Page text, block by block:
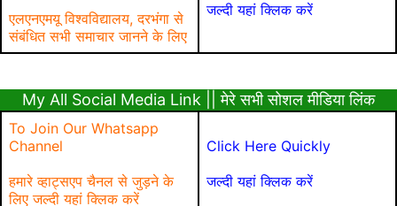
एलएनएमयू विश्वविद्यालय, दरभंगा से
संबंधित सभी समाचार जानने के लिए
जल्दी यहां क्लिक करें
My All Social Media Link || मेरे सभी सोशल मीडिया लिंक
To Join Our Whatsapp
Channel
हमारे व्हाट्सएप चैनल से जुड़ने के
लिए जल्दी यहां क्लिक करें
Click Here Quickly
जल्दी यहां क्लिक करें